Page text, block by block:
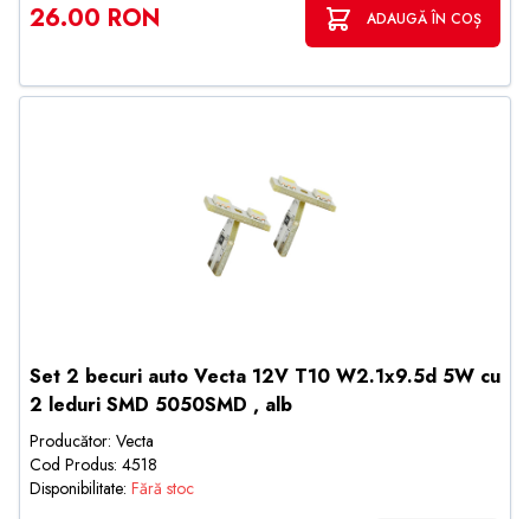
26.00 RON ADAUGĂ ÎN COȘ
Set 2 becuri auto Vecta 12V T10 W2.1x9.5d 5W cu
2 leduri SMD 5050SMD , alb
Producător: Vecta
Cod Produs: 4518
Disponibilitate: Fără stoc